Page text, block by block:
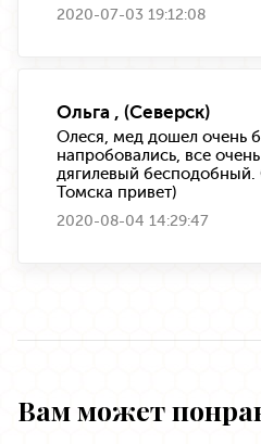
2020-07-03 19:12:08
Ольга , (Северск)
Олеся, мед дошел очень
напробовались, все
дягилевый
Томска привет)
2020-08-04 14:29:47
Вам может